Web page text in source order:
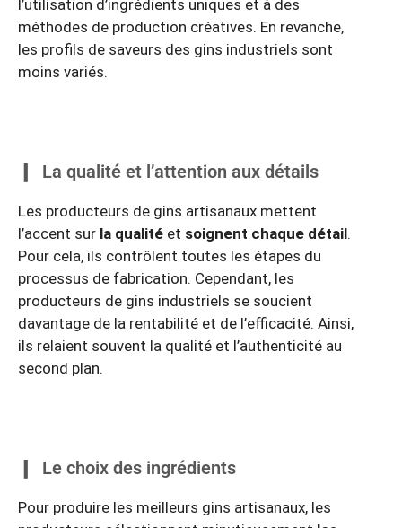
l’utilisation d’ingrédients uniques et à des
méthodes de production créatives. En revanche,
les profils de saveurs des gins industriels sont
moins variés.
La qualité et l’attention aux détails
Les producteurs de gins artisanaux mettent
l’accent sur la qualité et soignent chaque détail.
Pour cela, ils contrôlent toutes les étapes du
processus de fabrication. Cependant, les
producteurs de gins industriels se soucient
davantage de la rentabilité et de l’efficacité. Ainsi,
ils relaient souvent la qualité et l’authenticité au
second plan.
Le choix des ingrédients
Pour produire les meilleurs gins artisanaux, les